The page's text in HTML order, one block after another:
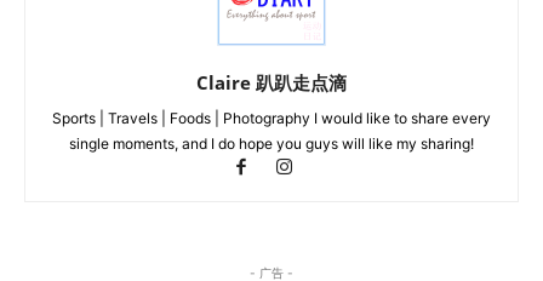
Claire 趴趴走点滴
Sports | Travels | Foods | Photography I would like to share every
single moments, and I do hope you guys will like my sharing!
- 广告 -